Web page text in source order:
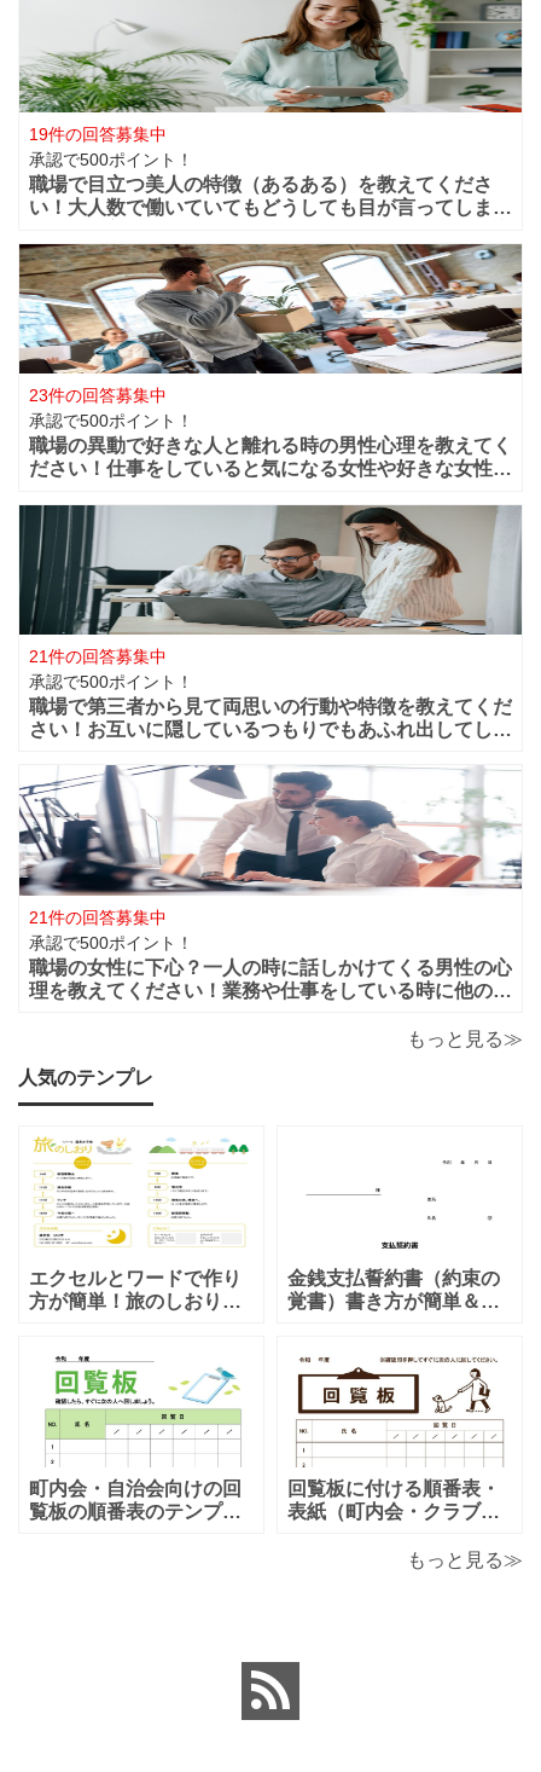
19件の回答募集中
承認で500ポイント！
職場で目立つ美人の特徴（あるある）を教えてくださ
い！大人数で働いていてもどうしても目が言ってしまう
ってしまうような美人は職場ではどの様な行動や特徴が
あるのでしょうか？ファッションセンスが良い
23件の回答募集中
承認で500ポイント！
職場の異動で好きな人と離れる時の男性心理を教えてく
ださい！仕事をしていると気になる女性や好きな女性な
仲良く過ごせたけど異動になってしまうと離れてしまい
ます。 男性的には好きな女性がいた場合は
21件の回答募集中
承認で500ポイント！
職場で第三者から見て両思いの行動や特徴を教えてくだ
さい！お互いに隠しているつもりでもあふれ出してしま
僚・上司から見ても、それって両想いじゃない？って行
動などってありますよね？ 第三者から見て
21件の回答募集中
承認で500ポイント！
職場の女性に下心？一人の時に話しかけてくる男性の心
理を教えてください！業務や仕事をしている時に他の人
かけてくるのは下心があるからでしょうか？恋愛的に好
もっと見る≫
人気のテンプレ
エクセルとワードで作り
方が簡単！旅のしおり
おすすめのテンプレート
となります。温泉旅行や
家族旅行など様々な用途
で、楽しく利用出来る旅
のしおりの素材となりま
す。ダウンロード後に簡
単に編集出来るエクセ
金銭支払誓約書（約束の
覚書）書き方が簡単＆項
す。シンプルな項目にな
りますので、利用用途に
より項目や内容を編集し
利用する事が可能です。
シンプルで簡易的な素材
となりますので、金銭支
払誓約書を作成時に用途
町内会・自治会向けの回
覧板の順番表のテンプレ
回覧板に付ける順番表・
表紙（町内会・クラブの
る「Excel・Word・
る「Excel・Word・
PDF」
もっと見る≫